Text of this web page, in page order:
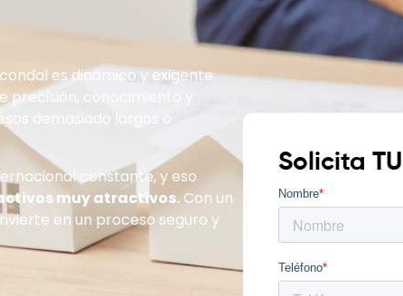
es dinámico y exigente.
precisión, conocimiento y
demasiado largos o
constante, y eso
muy atractivos.Con un
en un proceso seguro y
Solicita